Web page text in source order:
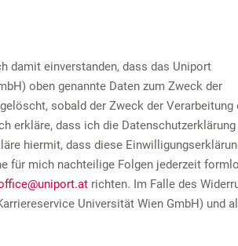
damit einverstanden, dass das Uniport
oben genannte Daten zum Zweck der
sobald der Zweck der Verarbeitung
erkläre, dass ich die
hiermit, dass diese
für mich nachteilige Folgen jederzeit
richten. Im Falle des
Universität Wien GmbH) und